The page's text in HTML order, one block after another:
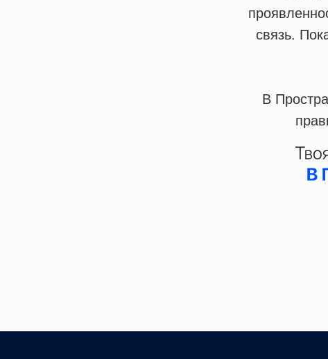
связь.
В